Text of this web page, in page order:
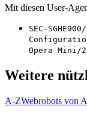
Mit diesen User-
SEC-
Opera Mini/
Weitere
A-ZWebrobots von